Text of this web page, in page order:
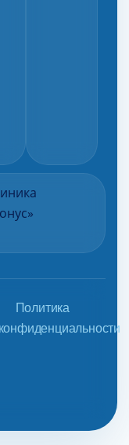
Политика
конфиденциальности